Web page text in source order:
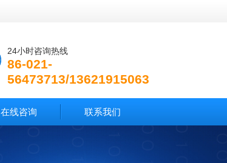
24小时咨询热线
86-021-
56473713/13621915063
在线咨询 联系我们